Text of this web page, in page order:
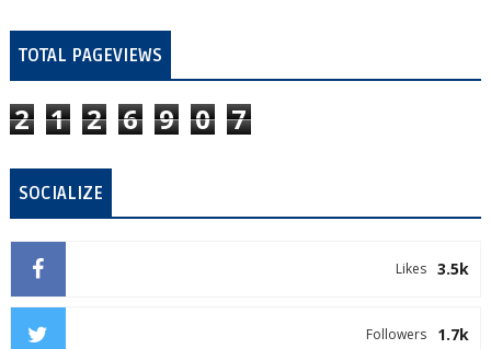
TOTAL PAGEVIEWS
2 1 2 6 9 0 7
SOCIALIZE
3.5k
Likes
1.7k
Followers